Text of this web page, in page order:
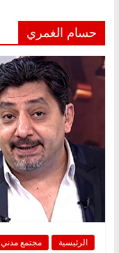
حسام الغمري
الرئيسية مجتمع مدني